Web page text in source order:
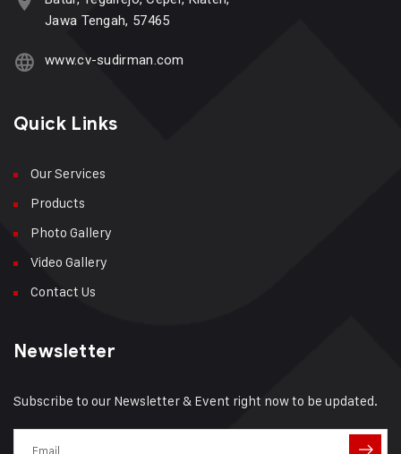
Jawa Tengah, 57465
www.cv-sudirman.com
Quick Links
Our Services
Products
Photo Gallery
Video Gallery
Contact Us
Newsletter
Subscribe to our Newsletter & Event right now to be updated.